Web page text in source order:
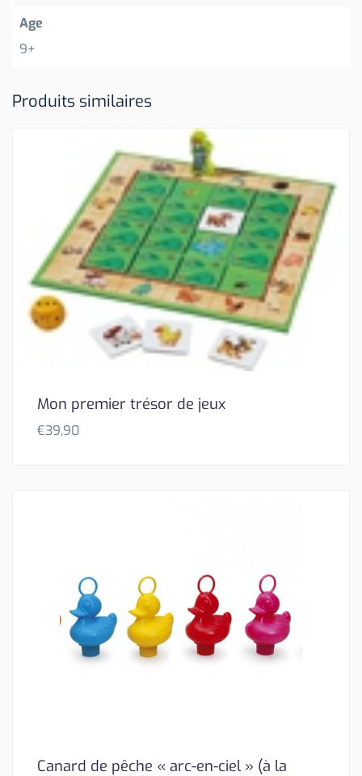
Age
9+
Produits similaires
Mon premier trésor de jeux
€39,90
Canard de pêche « arc-en-ciel » (à la